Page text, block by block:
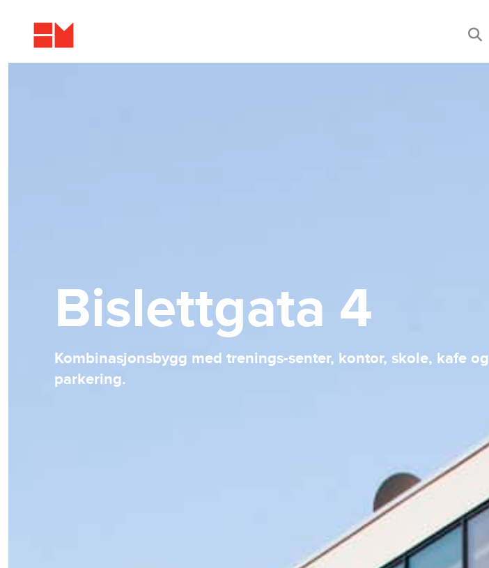
Bislettgata 4
Kombinasjonsbygg med trenings-senter, kontor, skole, kafe og
parkering.